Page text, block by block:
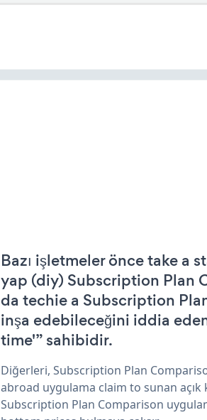
Bazı işletmeler önce take a
yap (diy) Subscription Plan
da techie a Subscription
inşa edebileceğini iddia
time'” sahibidir.
Diğerleri, Subscription Plan
abroad uygulama claim to sunan açık
Subscription Plan Comparison